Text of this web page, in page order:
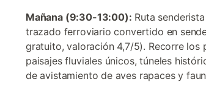
Mañana (9:30-13:00): Ruta
trazado ferroviario convertido en
gratuito, valoración 4,7/5). Recorre
paisajes fluviales únicos, túneles
de avistamiento de aves rapaces y